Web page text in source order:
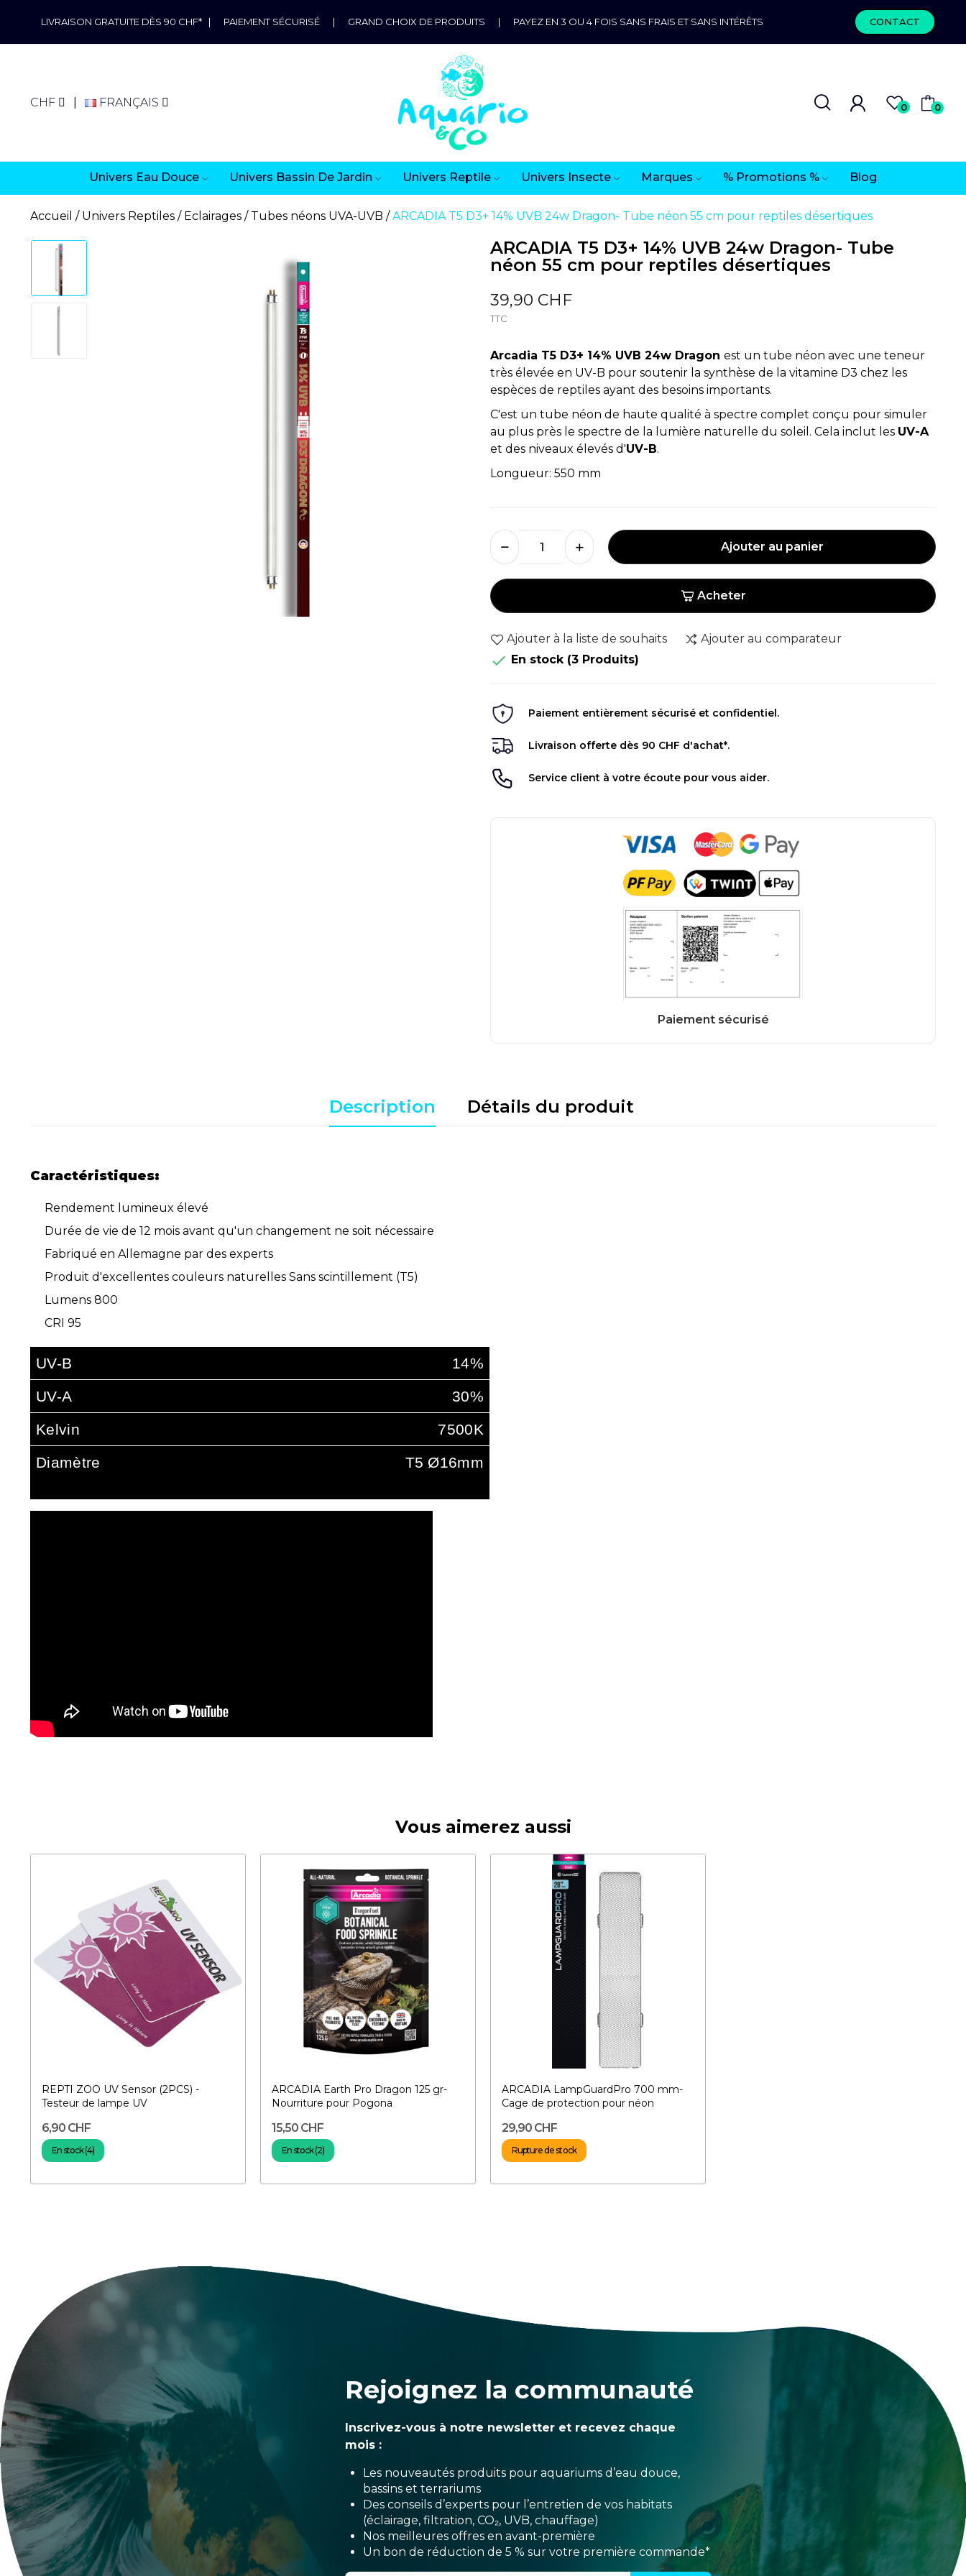
LIVRAISON GRATUITE DÈS 90 CHF* | PAIEMENT SÉCURISÉ | GRAND CHOIX DE PRODUITS | PAYEZ EN 3 OU 4 FOIS SANS FRAIS ET SANS INTÉRÊTS CONTACT
CHF FRANÇAIS 0 0
Univers Eau Douce Univers Bassin De Jardin Univers Reptile Univers Insecte Marques % Promotions % Blog
Accueil Univers Reptiles Eclairages Tubes néons UVA-UVB ARCADIA T5 D3+ 14% UVB 24w Dragon- Tube néon 55 cm pour reptiles désertiques
ARCADIA T5 D3+ 14% UVB 24w Dragon- Tube
néon 55 cm pour reptiles désertiques
39,90 CHF
TTC
Arcadia T5 D3+ 14% UVB 24w Dragon est un tube néon avec une teneur
très élevée en UV-B pour soutenir la synthèse de la vitamine D3 chez les
espèces de reptiles ayant des besoins importants.
C'est un tube néon de haute qualité à spectre complet conçu pour simuler
au plus près le spectre de la lumière naturelle du soleil. Cela inclut les UV-A
et des niveaux élevés d'UV-B.
Longueur: 550 mm
Ajouter au panier
Acheter
Ajouter à la liste de souhaits Ajouter au comparateur
 En stock (3 Produits)
Paiement entièrement sécurisé et confidentiel.
Livraison offerte dès 90 CHF d'achat*.
Service client à votre écoute pour vous aider.
Description Détails du produit
Caractéristiques:
Rendement lumineux élevé
Durée de vie de 12 mois avant qu'un changement ne soit nécessaire
Fabriqué en Allemagne par des experts
Produit d'excellentes couleurs naturelles Sans scintillement (T5)
Lumens 800
CRI 95
UV-B
14%
UV-A
30%
Kelvin
7500K
Diamètre
T5 Ø16mm
Vous aimerez aussi
REPTI ZOO UV Sensor (2PCS) -
Testeur de lampe UV
6,90 CHF
En stock (4)
ARCADIA Earth Pro Dragon 125 gr-
Nourriture pour Pogona
15,50 CHF
En stock (2)
ARCADIA LampGuardPro 700 mm-
Cage de protection pour néon
29,90 CHF
Rupture de stock
Rejoignez la communauté
Inscrivez-vous à notre newsletter et recevez chaque
mois :
Les nouveautés produits pour aquariums d’eau douce,
bassins et terrariums
Des conseils d’experts pour l’entretien de vos habitats
(éclairage, filtration, CO₂, UVB, chauffage)
Nos meilleures offres en avant-première
Un bon de réduction de 5 % sur votre première commande*